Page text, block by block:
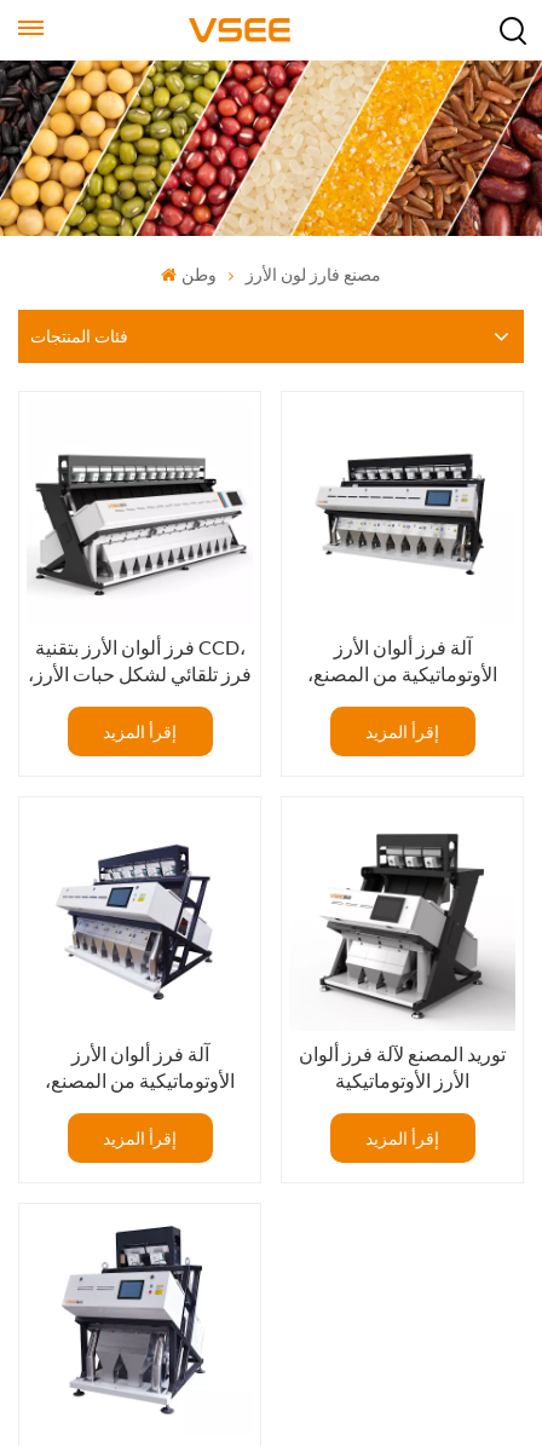
وطن مصنع فارز لون الأرز
فئات المنتجات
فرز ألوان الأرز بتقنية CCD،
فرز تلقائي لشكل حبات الأرز،
إقرأ المزيد
آلة فرز ألوان الأرز
الأوتوماتيكية من المصنع،
إقرأ المزيد
آلة فرز ألوان الأرز
الأوتوماتيكية من المصنع،
إقرأ المزيد
توريد المصنع لآلة فرز ألوان
الأرز الأوتوماتيكية
إقرأ المزيد